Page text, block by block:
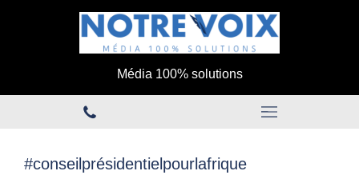
Média 100% solutions
#conseilprésidentielpourlafrique